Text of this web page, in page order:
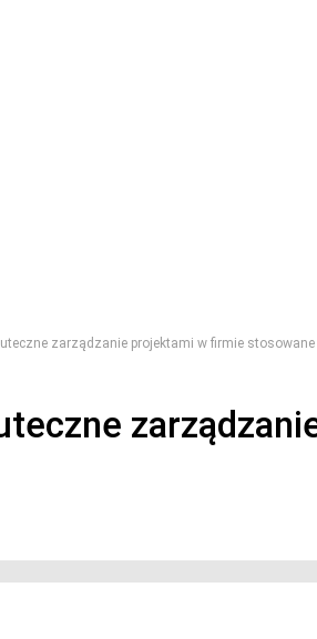
zarządzanie projektami w firmie